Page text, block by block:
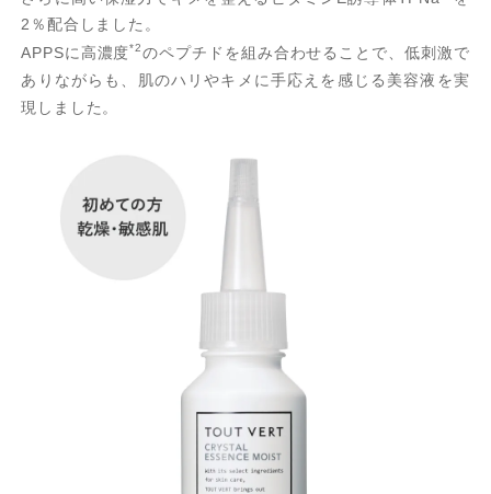
2％配合しました。
APPSに高濃度*2のペプチドを組み合わせることで、低刺激で
ありながらも、肌のハリやキメに手応えを感じる美容液を実
現しました。